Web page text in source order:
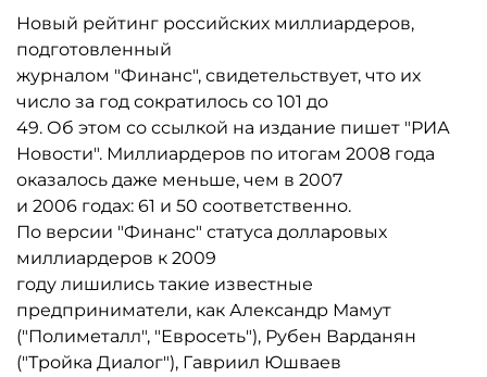
Новый рейтинг российских миллиардеров,
подготовленный
журналом "Финанс", свидетельствует, что их
число за год сократилось со 101 до
49. Об этом со ссылкой на издание пишет "РИА
Новости". Миллиардеров по итогам 2008 года
оказалось даже меньше, чем в 2007
и 2006 годах: 61 и 50 соответственно.
По версии "Финанс" статуса долларовых
миллиардеров к 2009
году лишились такие известные
предприниматели, как Александр Мамут
("Полиметалл", "Евросеть"), Рубен Варданян
("Тройка Диалог"), Гавриил Юшваев